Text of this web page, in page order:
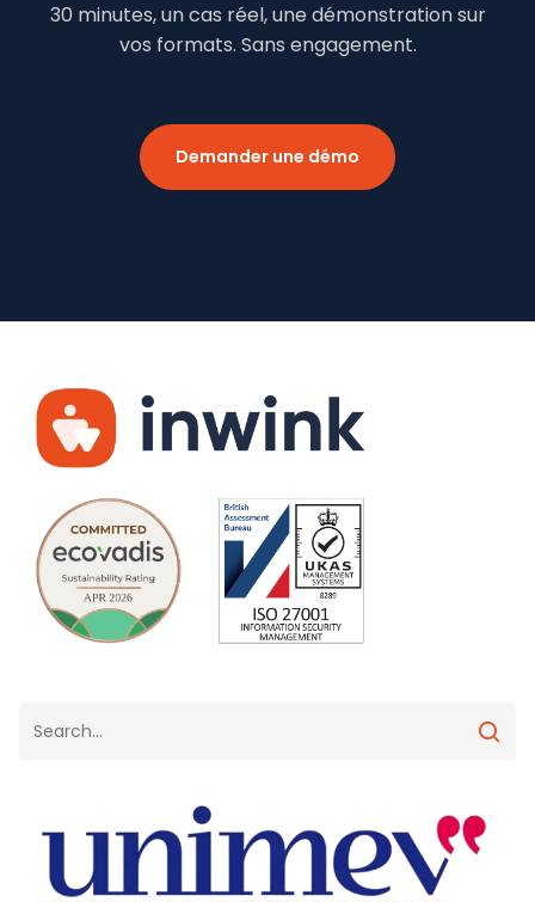
30 minutes, un cas réel, une démonstration sur
vos formats. Sans engagement.
Demander une démo